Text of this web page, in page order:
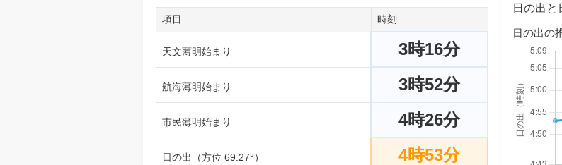
項目 時刻
天文薄明始まり 3時16分
航海薄明始まり 3時52分
市民薄明始まり 4時26分
日の出（方位 69.27°） 4時53分
日の出と
日の出の